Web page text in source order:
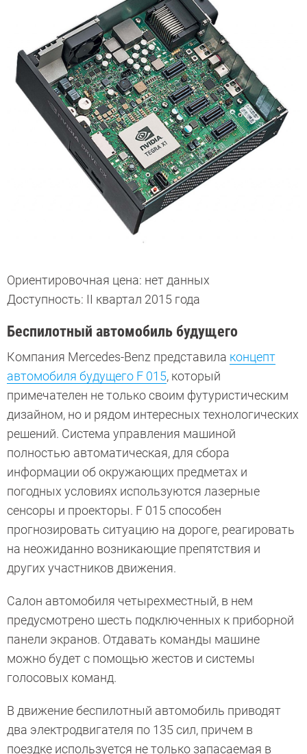
Ориентировочная цена: нет данных
Доступность: II квартал 2015 года
Беспилотный автомобиль будущего
Компания Merce­des-Benz представила концепт
автомобиля будущего F 015, который
примечателен не только своим футуристическим
дизайном, но и рядом интересных технологических
решений. Система управления машиной
полностью автоматическая, для сбора
информации об окружающих предметах и
погодных условиях используются лазерные
сенсоры и проекторы. F 015 способен
прогнозировать ситуацию на дороге, реагировать
на неожиданно возникающие препятствия и
других участников движения.
Салон автомобиля четырехместный, в нем
предусмотрено шесть подключенных к приборной
панели экранов. Отдавать команды машине
можно будет с помощью жестов и системы
голосовых команд.
В движение беспилотный автомобиль приводят
два электродвигателя по 135 сил, причем в
поездке используется не только запасаемая в